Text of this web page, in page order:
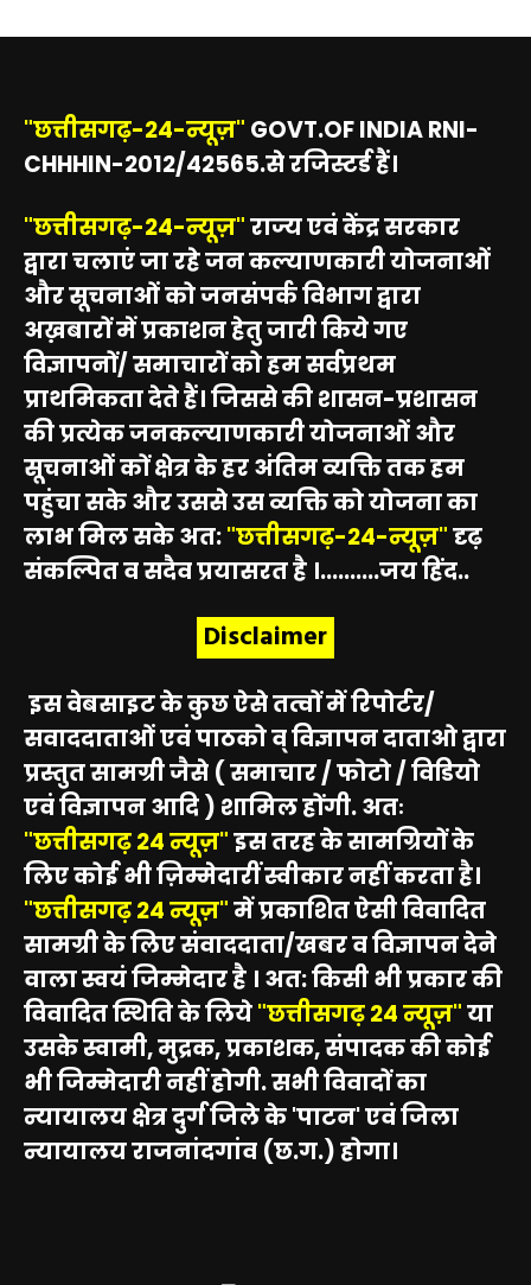
"छत्तीसगढ़-24-न्यूज़" GOVT.OF INDIA RNI-
CHHHIN-2012/42565.से रजिस्टर्ड हैं।
"छत्तीसगढ़-24-न्यूज़"राज्य एवं केंद्र सरकार
द्वारा चलाएं जा रहे जन कल्याणकारी योजनाओं
और सूचनाओं को जनसंपर्क विभाग द्वारा
अख़बारों में प्रकाशन हेतु जारी किये गए
विज्ञापनों/ समाचारों को हम सर्वप्रथम
प्राथमिकता देते हैं। जिससे की शासन-प्रशासन
की प्रत्येक जनकल्याणकारी योजनाओं और
सूचनाओं कों क्षेत्र के हर अंतिम व्यक्ति तक हम
पहुंचा सके और उससे उस व्यक्ति को योजना का
लाभ मिल सके अत:"छत्तीसगढ़-24-न्यूज़"दृढ़
संकल्पित व सदैव प्रयासरत है ।..........जय हिंद..
Disclaimer
इस वेबसाइट के कुछ ऐसे तत्वों में रिपोर्टर/
सवाददाताओं एवं पाठको व् विज्ञापन दाताओ द्वारा
प्रस्तुत सामग्री जैसे ( समाचार / फोटो / विडियो
एवं विज्ञापन आदि ) शामिल होंगी. अतः
"छत्तीसगढ़ 24 न्यूज़"इस तरह के सामग्रियों के
लिए कोई भी ज़िम्मेदारीं स्वीकार नहीं करता है।
"छत्तीसगढ़ 24 न्यूज़"में प्रकाशित ऐसी विवादित
सामग्री के लिए संवाददाता/खबर व विज्ञापन देने
वाला स्वयं जिम्मेदार है । अत: किसी भी प्रकार की
विवादित स्थिति के लिये"छत्तीसगढ़ 24 न्यूज़"या
उसके स्वामी, मुद्रक, प्रकाशक, संपादक की कोई
भी जिम्मेदारी नहीं होगी. सभी विवादों का
न्यायालय क्षेत्र दुर्ग जिले के 'पाटन' एवं जिला
न्यायालय राजनांदगांव (छ.ग.) होगा।